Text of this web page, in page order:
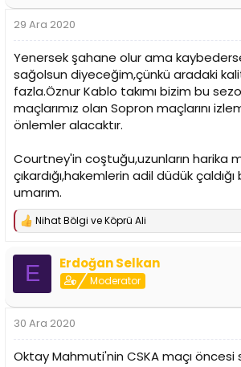
29 Ara 2020
Yenersek şahane olur ama
sağolsun diyeceğim,çünkü aradaki
fazla.Öznur Kablo takımı bizim bu
maçlarımız olan Sopron maçlarını
önlemler alacaktır.
Courtney'in coştuğu,uzunların harika
çıkardığı,hakemlerin adil düdük
umarım.
T
:
Nihat Bölgi veKöprü Ali
E Erdoğan Selkan
Moderator
30 Ara 2020
Oktay Mahmuti'nin CSKA maçı öncesi